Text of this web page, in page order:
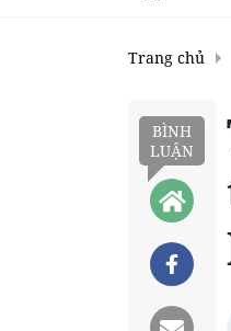
Trang chủ
BÌNH
LUẬN